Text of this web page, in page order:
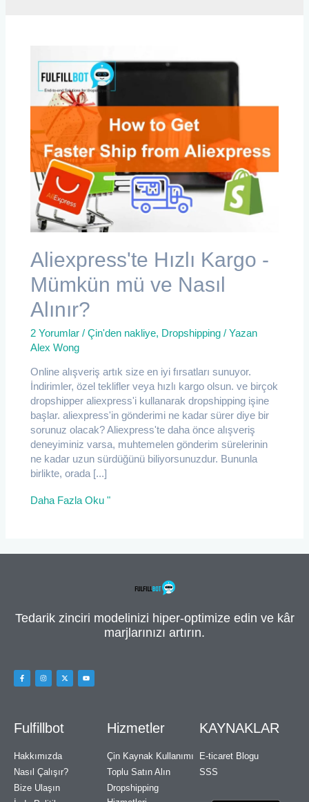
Aliexpress'te Hızlı Kargo -
Mümkün mü ve Nasıl
Alınır?
2 Yorumlar /Çin'den nakliye, Dropshipping / Yazan
Alex Wong
Online alışveriş artık size en iyi fırsatları sunuyor.
İndirimler, özel teklifler veya hızlı kargo olsun. ve birçok
dropshipper aliexpress'i kullanarak dropshipping işine
başlar. aliexpress'in gönderimi ne kadar sürer diye bir
sorunuz olacak? Aliexpress'te daha önce alışveriş
deneyiminiz varsa, muhtemelen gönderim sürelerinin
ne kadar uzun sürdüğünü biliyorsunuzdur. Bununla
birlikte, orada [...]
Daha Fazla Oku "
Tedarik zinciri modelinizi hiper-optimize edin ve kâr
marjlarınızı artırın.
Fulfillbot
Hakkımızda
Nasıl Çalışır?
Bize Ulaşın
Hizmetler
Çin Kaynak Kullanımı
Toplu Satın Alın
Dropshipping
KAYNAKLAR
E-ticaret Blogu
SSS